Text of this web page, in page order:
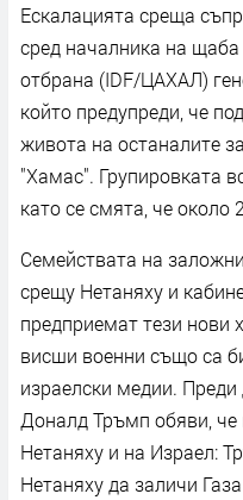
Ескалацията среща
сред началника на
отбрана (IDF/ЦАХАЛ)
който предупреди, че
живота на останалите
"Хамас". Групировката
като се смята, че около
Семействата на
срещу Нетаняху и
предприемат тези нови
висши военни също са
израелски медии.
Доналд Тръмп обяви, че
Нетаняху и на Израел:
Нетаняху да заличи